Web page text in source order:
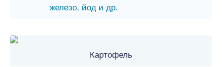
железо, йод и др.
Картофель